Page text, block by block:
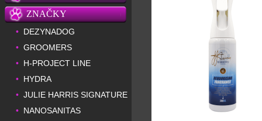
ZNAČKY
• DEZYNADOG
• GROOMERS
• H-PROJECT LINE
• HYDRA
• JULIE HARRIS SIGNATURE
• NANOSANITAS